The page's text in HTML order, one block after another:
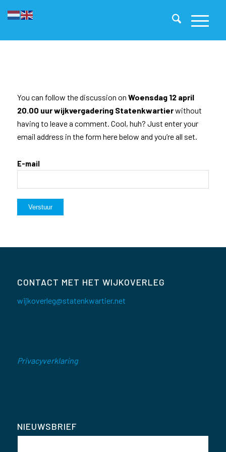
You can follow the discussion on Woensdag 12 april
20.00 uur wijkvergadering Statenkwartierwithout
having to leave a comment. Cool, huh? Just enter your
email address in the form here below and you’re all set.
E-mail
CONTACT MET HET WIJKOVERLEG
wijkoverleg@statenkwartier.net
Privacyverklaring
NIEUWSBRIEF